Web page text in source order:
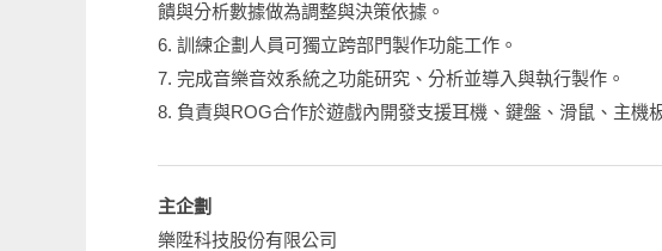
饋與分析數據做為調整與決策依據。
6. 訓練企劃人員可獨立跨部門製作功能工作。
7. 完成音樂音效系統之功能研究、分析並導入與執行製作。
8. 負責與ROG合作於遊戲內開發支援耳機、鍵盤、滑鼠、主機
主企劃
樂陞科技股份有限公司